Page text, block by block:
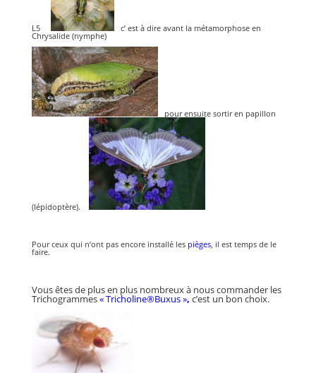
L5 c’ est à dire avant la métamorphose en
Chrysalide (nymphe)
pour ensuite sortir en papillon
(lépidoptère).
Pour ceux qui n’ont pas encore installé les pièges, il est temps de le
faire.
Vous êtes de plus en plus nombreux à nous commander les
Trichogrammes« Tricholine®Buxus », c’est un bon choix.